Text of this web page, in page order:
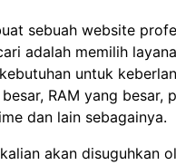
sebuah website
adalah memilih
untuk
RAM yang
dan lain sebagainya.
akan disuguhkan